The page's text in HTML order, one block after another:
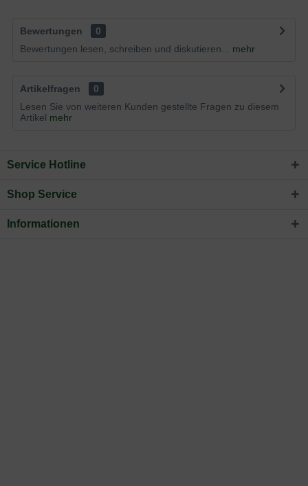
Bewertungen
0
Bewertungen lesen, schreiben und diskutieren...
mehr
Artikelfragen
0
Lesen Sie von weiteren Kunden gestellte Fragen zu diesem
Artikel mehr
Service Hotline
Shop Service
Informationen